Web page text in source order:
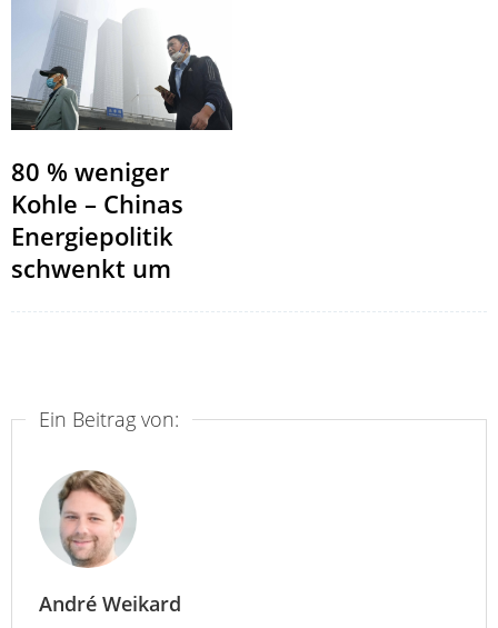
80 % weniger
Kohle – Chinas
Energiepolitik
schwenkt um
Ein Beitrag von:
André Weikard